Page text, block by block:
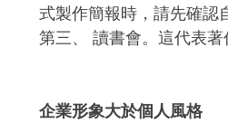
式製作簡報時，請先確認
第三、 讀書會。這代表著
企業形象大於個人風格